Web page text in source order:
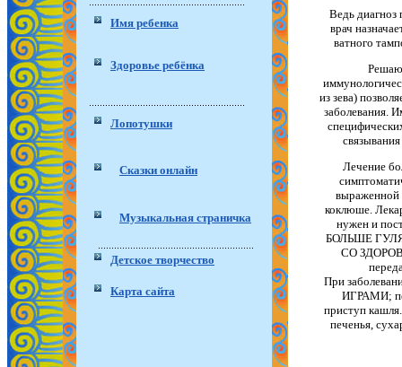
Имя ребенка
Здоровье ребёнка
Лопотушки
Сказки онлайн
Музыкальная страничка
Детское творчество
Карта сайта
Ведь диагноз
врач
ватного
из зева)
заболевания.
Лечение
выраженной
коклюше.
нужен и
БОЛЬШЕ
СО
При
ИГРАМИ;
приступ
печенья,